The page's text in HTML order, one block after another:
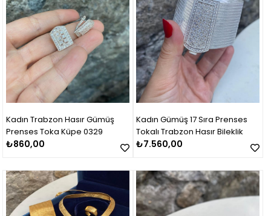
Kadın Trabzon Hasır Gümüş
Prenses Toka Küpe 0329
₺860,00
Kadın Gümüş 17 Sıra Prenses
Tokalı Trabzon Hasır Bileklik
₺7.560,00